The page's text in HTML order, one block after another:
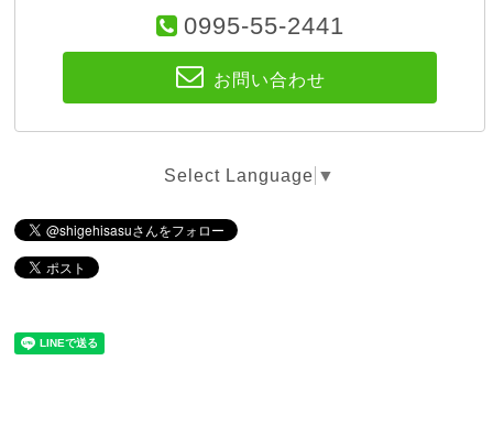
0995-55-2441
お問い合わせ
Select Language ▼